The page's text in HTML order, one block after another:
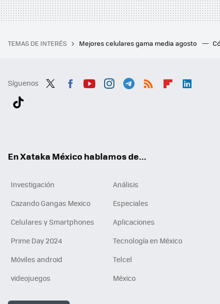
TEMAS DE INTERÉS Mejores celulares gama media agosto
Síguenos
En Xataka México hablamos de...
Investigación
Análisis
Cazando Gangas Mexico
Especiales
Celulares y Smartphones
Aplicaciones
Prime Day 2024
Tecnología en México
Móviles android
Telcel
videojuegos
México